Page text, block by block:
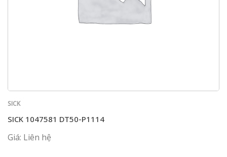
SICK
SICK 1047581 DT50-P1114
Giá: Liên hệ